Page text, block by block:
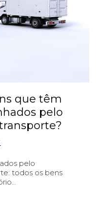
que têm
pelo
pelo
todos os bens